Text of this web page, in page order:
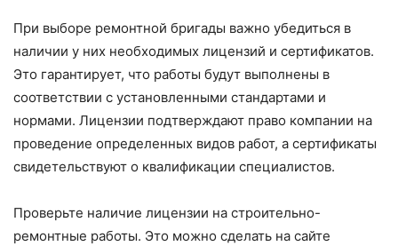
При выборе ремонтной бригады важно убедиться в
наличии у них необходимых лицензий и сертификатов.
Это гарантирует, что работы будут выполнены в
соответствии с установленными стандартами и
нормами. Лицензии подтверждают право компании на
проведение определенных видов работ, а сертификаты
свидетельствуют о квалификации специалистов.
Проверьте наличие лицензии на строительно-
ремонтные работы. Это можно сделать на сайте